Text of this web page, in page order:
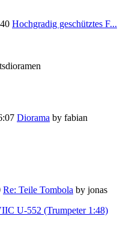
Hochgradig geschütztes F...
Diorama by fabian
Re: Teile Tombola by jonas
U-552 (Trumpeter 1:48)